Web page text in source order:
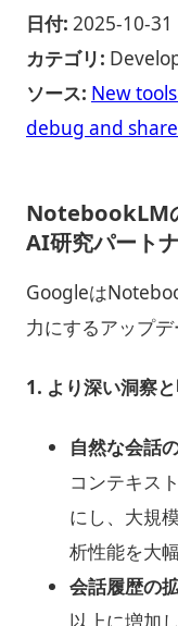
日付: 2025-10-31
カテゴリ:
ソース: New
debug and
NotebookLM
AI研究パート
Googleは
力にするアップデ
1. より深い洞察
自然な会話
コンテキス
にし、大規
析性能を大
会話履歴の